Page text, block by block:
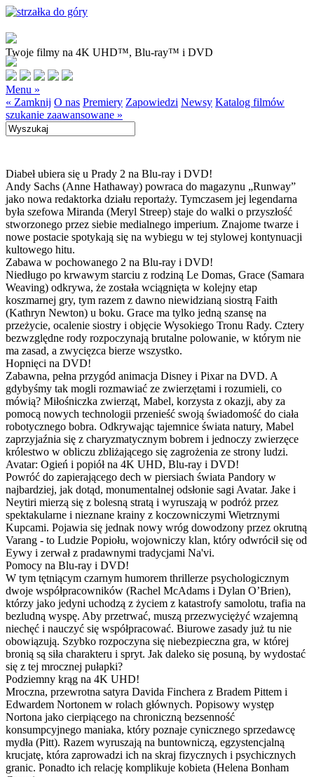
Twoje filmy na 4K UHD™, Blu-ray™ i DVD
Menu »
« Zamknij O nas Premiery Zapowiedzi Newsy Katalog filmów
szukanie zaawansowane »
Diabeł ubiera się u Prady 2 na Blu-ray i DVD!
Andy Sachs (Anne Hathaway) powraca do magazynu „Runway”
jako nowa redaktorka działu reportaży. Tymczasem jej legendarna
była szefowa Miranda (Meryl Streep) staje do walki o przyszłość
stworzonego przez siebie medialnego imperium. Znajome twarze i
nowe postacie spotykają się na wybiegu w tej stylowej kontynuacji
kultowego hitu.
Zabawa w pochowanego 2 na Blu-ray i DVD!
Niedługo po krwawym starciu z rodziną Le Domas, Grace (Samara
Weaving) odkrywa, że została wciągnięta w kolejny etap
koszmarnej gry, tym razem z dawno niewidzianą siostrą Faith
(Kathryn Newton) u boku. Grace ma tylko jedną szansę na
przeżycie, ocalenie siostry i objęcie Wysokiego Tronu Rady. Cztery
bezwzględne rody rozpoczynają brutalne polowanie, w którym nie
ma zasad, a zwycięzca bierze wszystko.
Hopnięci na DVD!
Zabawna, pełna przygód animacja Disney i Pixar na DVD. A
gdybyśmy tak mogli rozmawiać ze zwierzętami i rozumieli, co
mówią? Miłośniczka zwierząt, Mabel, korzysta z okazji, aby za
pomocą nowych technologii przenieść swoją świadomość do ciała
robotycznego bobra. Odkrywając tajemnice świata natury, Mabel
zaprzyjaźnia się z charyzmatycznym bobrem i jednoczy zwierzęce
królestwo w obliczu zbliżającego się zagrożenia ze strony ludzi.
Avatar: Ogień i popiół na 4K UHD, Blu-ray i DVD!
Powróć do zapierającego dech w piersiach świata Pandory w
najbardziej, jak dotąd, monumentalnej odsłonie sagi Avatar. Jake i
Neytiri mierzą się z bolesną stratą i wyruszają w podróż przez
spektakularne i nieznane krainy z koczowniczymi Wietrznymi
Kupcami. Pojawia się jednak nowy wróg dowodzony przez okrutną
Varang - to Ludzie Popiołu, wojowniczy klan, który odwrócił się od
Eywy i zerwał z pradawnymi tradycjami Na'vi.
Pomocy na Blu-ray i DVD!
W tym tętniącym czarnym humorem thrillerze psychologicznym
dwoje współpracowników (Rachel McAdams i Dylan O’Brien),
którzy jako jedyni uchodzą z życiem z katastrofy samolotu, trafia na
bezludną wyspę. Aby przetrwać, muszą przezwyciężyć wzajemną
niechęć i nauczyć się współpracować. Biurowe zasady już tu nie
obowiązują. Szybko rozpoczyna się niebezpieczna gra, w której
bronią są siła charakteru i spryt. Jak daleko się posuną, by wydostać
się z tej mrocznej pułapki?
Podziemny krąg na 4K UHD!
Mroczna, przewrotna satyra Davida Finchera z Bradem Pittem i
Edwardem Nortonem w rolach głównych. Popisowy występ
Nortona jako cierpiącego na chroniczną bezsenność
konsumpcyjnego maniaka, który poznaje cynicznego sprzedawcę
mydła (Pitt). Razem wyruszają na buntowniczą, egzystencjalną
krucjatę, która zaprowadzi ich na skraj fizycznych i psychicznych
granic. Ponadto ich relację komplikuje kobieta (Helena Bonham